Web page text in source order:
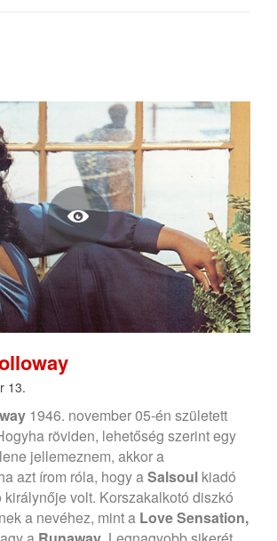
13.
1946. november 05-én született
röviden, lehetőség szerint egy
jellemeznem, akkor a
azt írom róla, hogy aSalsoul kiadó
volt. Korszakalkotó diszkó
a nevéhez, mint a Love Sensation,